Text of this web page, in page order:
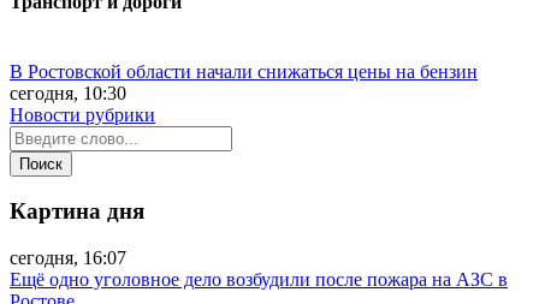
В Ростовской области начали снижаться цены на бензин
сегодня, 10:30
Новости рубрики
Картина дня
сегодня, 16:07
Ещё одно уголовное дело возбудили после пожара на АЗС в